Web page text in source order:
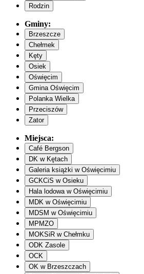
Rodzin
Gminy:
Brzeszcze
Chełmek
Kęty
Osiek
Oświęcim
Gmina Oświęcim
Polanka Wielka
Przeciszów
Zator
Miejsca:
Café Bergson
DK w Kętach
Galeria książki w Oświęcimiu
GCKCiS w Osieku
Hala lodowa w Oświęcimiu
MDK w Oświęcimiu
MDSM w Oświęcimiu
MPMZO
MOKSiR w Chełmku
ODK Zasole
OCK
OK w Brzeszczach